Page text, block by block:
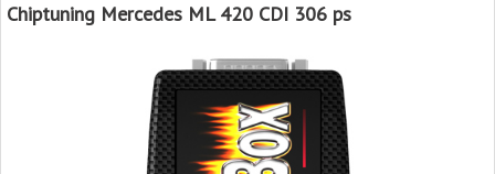
Chiptuning Mercedes ML 420 CDI 306 ps